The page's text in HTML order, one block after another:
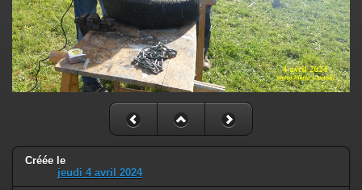
Créée le
jeudi 4 avril 2024